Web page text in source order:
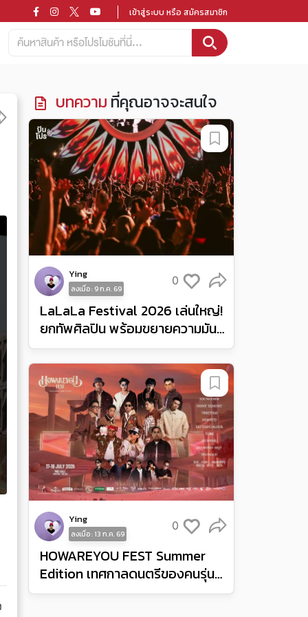
เข้าสู่ระบบ หรือ สมัครสมาชิก
บทความ ที่คุณอาจจะสนใจ
Ying
ลงเมื่อ : 9 ก.ค. 69
LaLaLa Festival 2026 เล่นใหญ่!
ยกทัพศิลปิน พร้อมขยายความมันส์
จากอินโดนีเซียสู่ฟิลิปปินส์
0
Ying
ลงเมื่อ : 13 ก.ค. 69
HOWAREYOU FEST Summer
Edition เทศกาลดนตรีของคนรุ่น
ใหม่ ยกไวบส์เฟสติวัลและปาร์ตี้มา
0